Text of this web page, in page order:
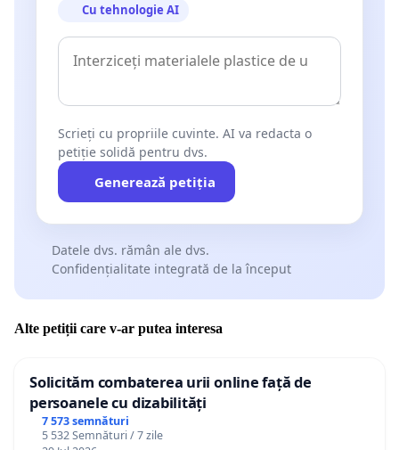
Cu tehnologie AI
Scrieți cu propriile cuvinte. AI va redacta o
petiție solidă pentru dvs.
Generează petiția
Datele dvs. rămân ale dvs.
Confidențialitate integrată de la început
Alte petiții care v-ar putea interesa
Solicităm combaterea urii online față de
persoanele cu dizabilități
7 573 semnături
5 532 Semnături / 7 zile